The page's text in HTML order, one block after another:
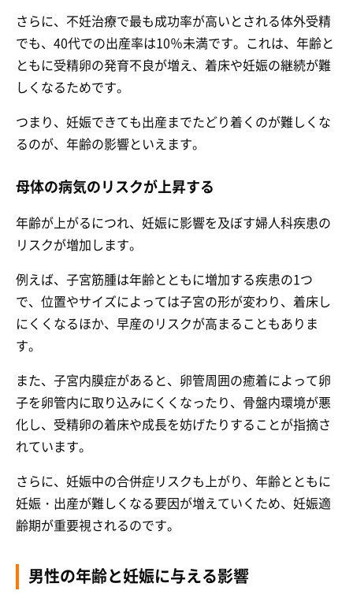
さらに、不妊治療で最も成功率が高いとされる体外受精
でも、40代での出産率は10％未満です。これは、年齢と
ともに受精卵の発育不良が増え、着床や妊娠の継続が難
しくなるためです。
つまり、妊娠できても出産までたどり着くのが難しくな
るのが、年齢の影響といえます。
母体の病気のリスクが上昇する
年齢が上がるにつれ、妊娠に影響を及ぼす婦人科疾患の
リスクが増加します。
例えば、子宮筋腫は年齢とともに増加する疾患の1つ
で、位置やサイズによっては子宮の形が変わり、着床し
にくくなるほか、早産のリスクが高まることもありま
す。
また、子宮内膜症があると、卵管周囲の癒着によって卵
子を卵管内に取り込みにくくなったり、骨盤内環境が悪
化し、受精卵の着床や成長を妨げたりすることが指摘さ
れています。
さらに、妊娠中の合併症リスクも上がり、年齢とともに
妊娠・出産が難しくなる要因が増えていくため、妊娠適
齢期が重要視されるのです。
男性の年齢と妊娠に与える影響